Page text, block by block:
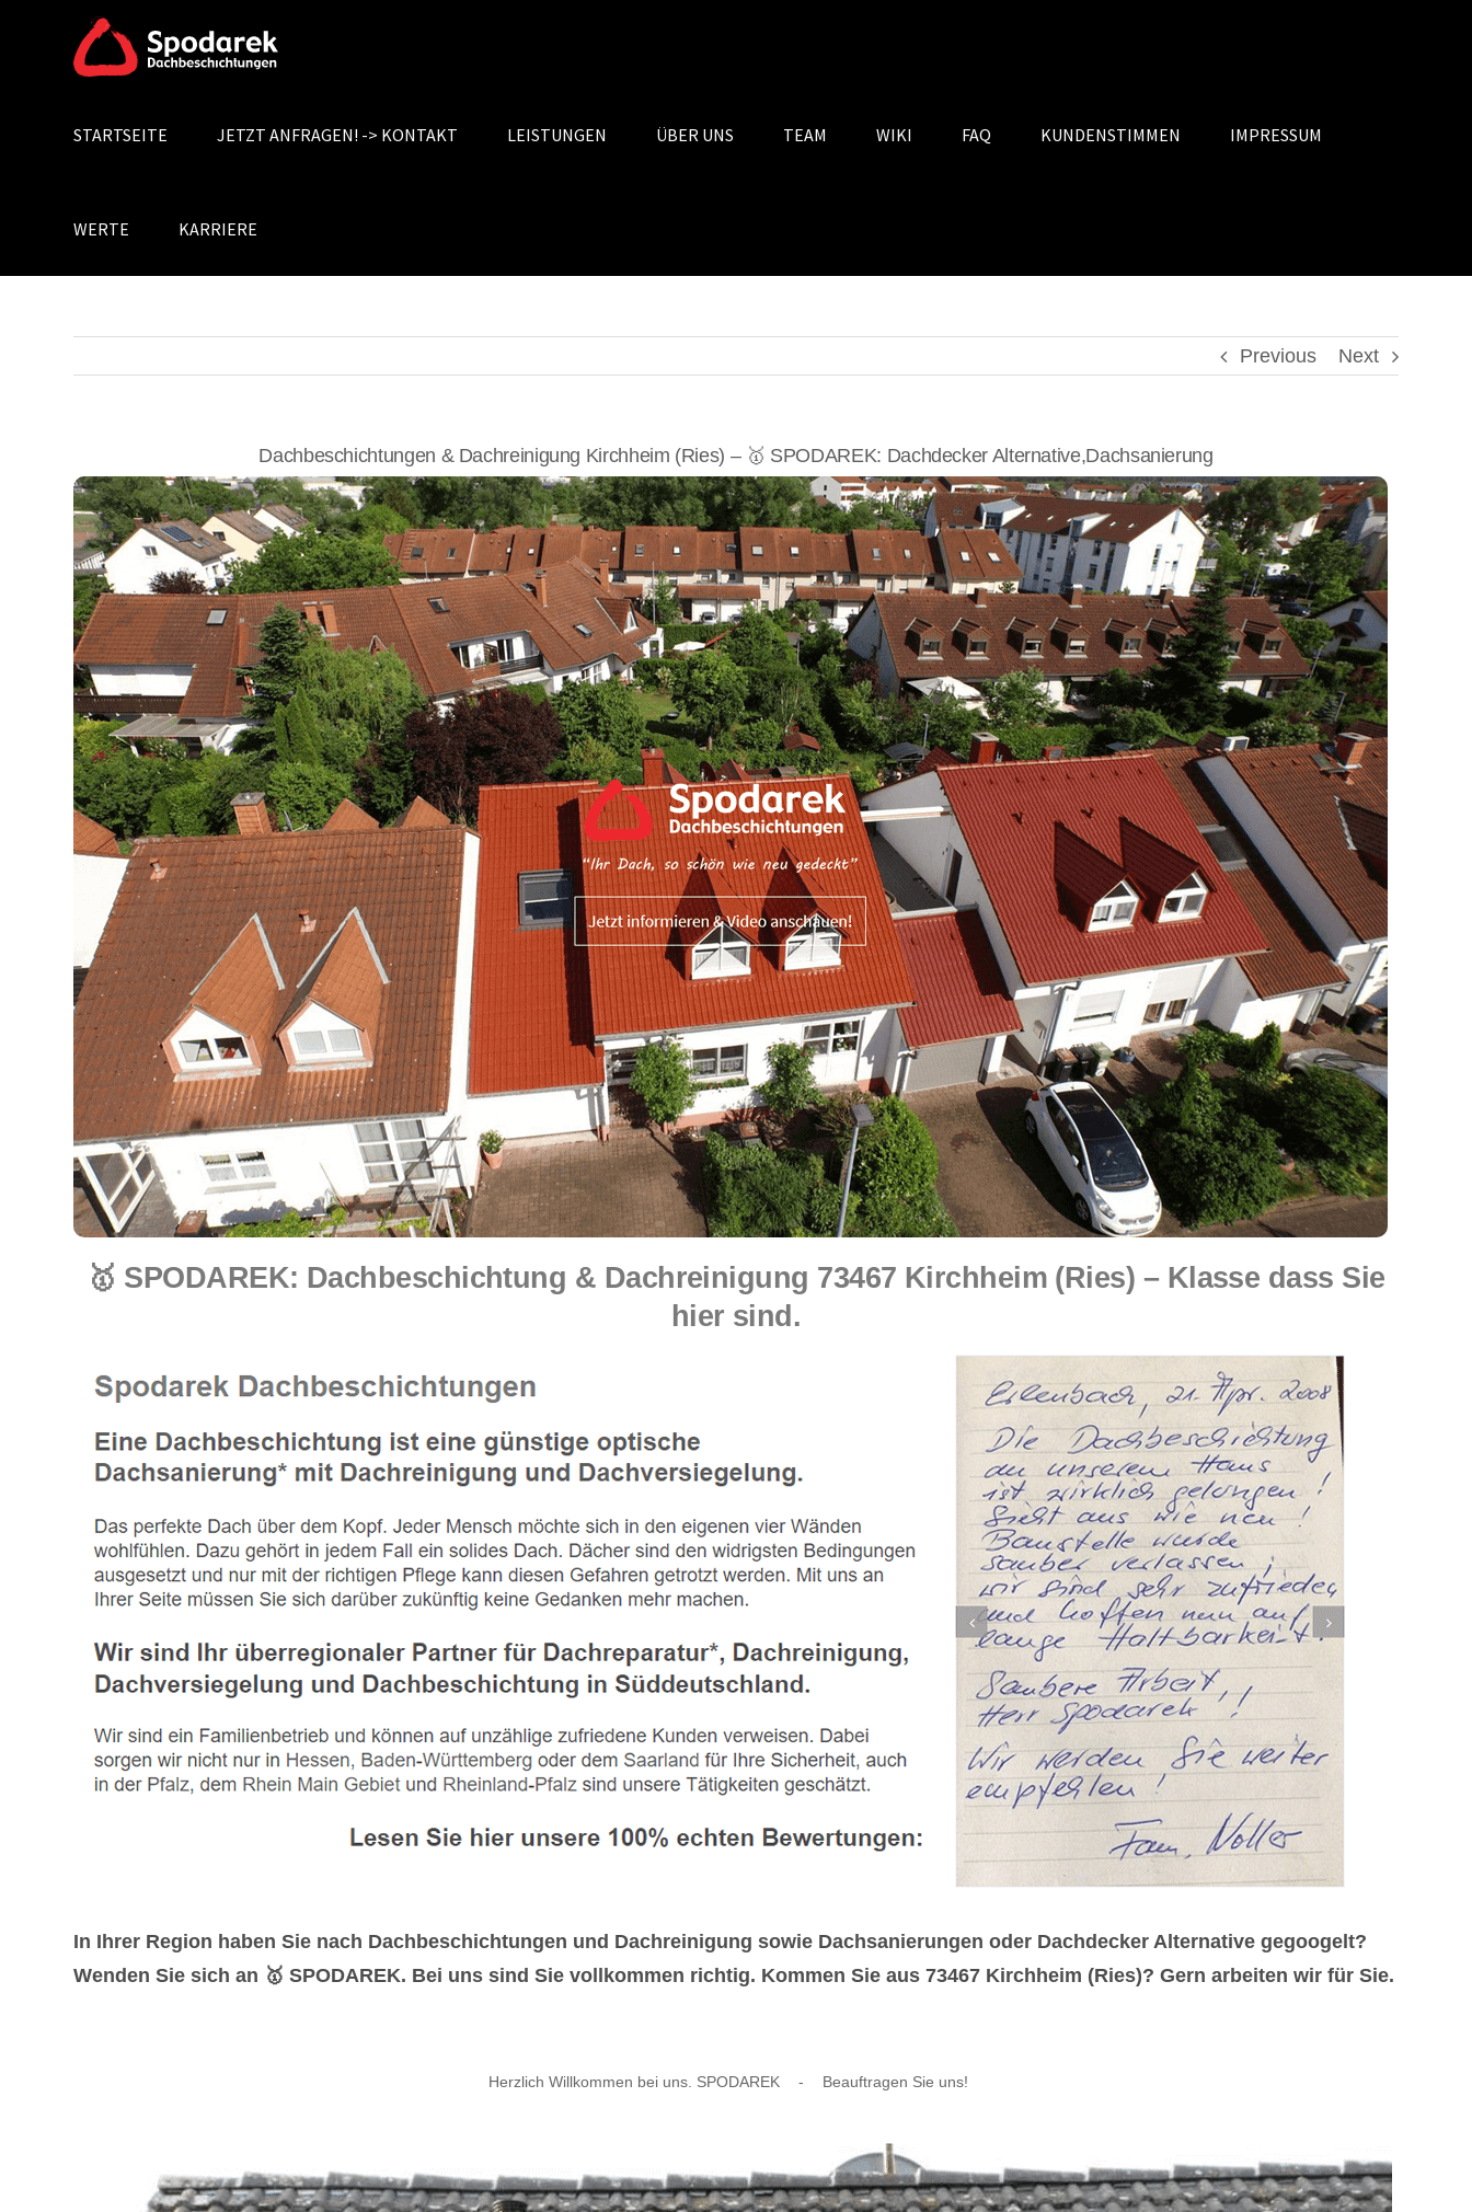
Search
STARTSEITE JETZT ANFRAGEN! -> KONTAKT LEISTUNGEN ÜBER UNS TEAM WIKI FAQ KUNDENSTIMMEN IMPRESSUM
WERTE KARRIERE
Previous Next
Dachbeschichtungen & Dachreinigung Kirchheim (Ries) – 🥇 SPODAREK: Dachdecker Alternative,Dachsanierung
🥇 SPODAREK: Dachbeschichtung & Dachreinigung 73467 Kirchheim (Ries) – Klasse dass Sie
hier sind.
In Ihrer Region haben Sie nach Dachbeschichtungen und Dachreinigung sowie Dachsanierungen oder Dachdecker Alternative gegoogelt?
Wenden Sie sich an 🥇 SPODAREK. Bei uns sind Sie vollkommen richtig. Kommen Sie aus 73467 Kirchheim (Ries)? Gern arbeiten wir für Sie.
Herzlich Willkommen bei uns. SPODAREK - Beauftragen Sie uns!